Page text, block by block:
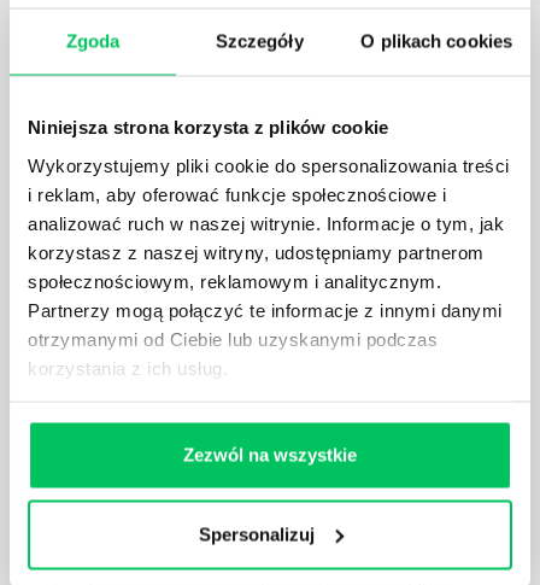
Zgoda Szczegóły O plikach cookies
Niniejsza strona korzysta z plików cookie
Wykorzystujemy pliki cookie do spersonalizowania treści
i reklam, aby oferować funkcje społecznościowe i
analizować ruch w naszej witrynie. Informacje o tym, jak
korzystasz z naszej witryny, udostępniamy partnerom
społecznościowym, reklamowym i analitycznym.
Partnerzy mogą połączyć te informacje z innymi danymi
otrzymanymi od Ciebie lub uzyskanymi podczas
korzystania z ich usług.
Zezwól na wszystkie
Spersonalizuj
czynności wykonywane przez pracowników.
JAK BRYGADZISTA MOŻE ROZWINĄĆ SWOJE
KOMPETENCJE MENEDŻERSKIE?
Menedżer to niezwykle ważne stanowisko w każdej
firmie. Osoba je pełniąca jest w pełni odpowiedzialna
za realizację działań podległych mu osób oraz
działu.
KAŻDY MENEDŻER?